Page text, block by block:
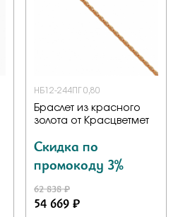
НБ12-244ПГ 0,80
Браслет из красного
золота от Красцветмет
Скидка по
промокоду 3%
62 838 ₽
54 669 ₽